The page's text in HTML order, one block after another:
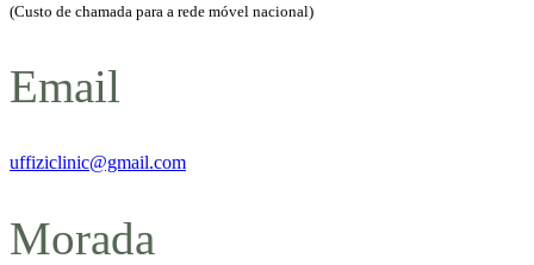
(Custo de chamada para a rede móvel nacional)
Email
uffiziclinic@gmail.com
Morada